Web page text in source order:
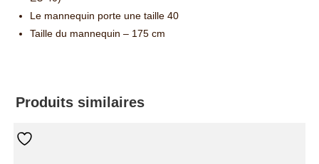
Le mannequin porte une taille 40
Taille du mannequin – 175 cm
Produits similaires